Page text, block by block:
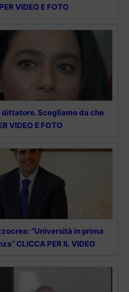
VIDEO E FOTO
dittatore. Scegliamo da che
VIDEO E FOTO
“Università in prima
CLICCA PER IL VIDEO